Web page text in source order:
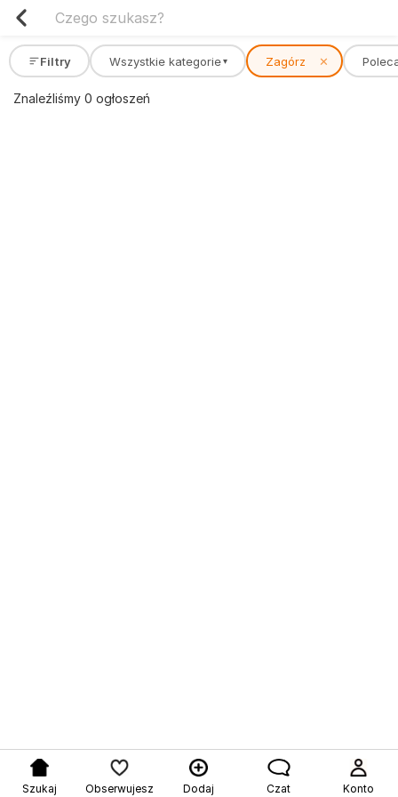
Filtry Wszystkie kategorie ▾ Zagórz ✕
Znaleźliśmy 0 ogłoszeń
Szukaj Obserwujesz Dodaj Czat Konto